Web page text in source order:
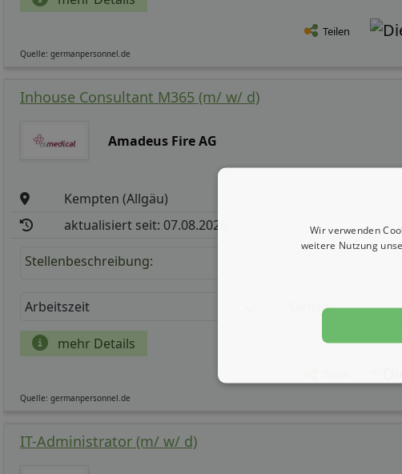
Teilen
Quelle: germanpersonnel.de
Inhouse Consultant M365 (m/ w/ d)
Amadeus Fire AG
Kempten (Allgäu)
aktualisiert seit: 07.08.2026
Stellenbeschreibung:
Arbeitszeit Gehalt
mehr Details
Quelle: germanpersonnel.de
IT-Administrator (m/ w/ d)
Wir verwenden
weitere Nutzung